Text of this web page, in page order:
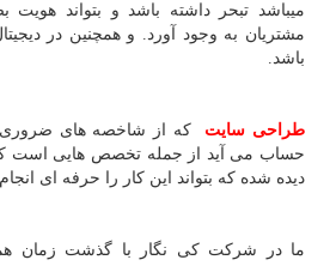
میباشد تبحر داشته باشد و بتواند
مشتریان به وجود آورد. و همچنین در
باشد.
طراحی سایت که از شاخصه های ضروری
حساب می آید از جمله تخصص هایی است
دیده شده که بتواند این کار را حرفه ای
ما در شرکت کی نگار با گذشت زمان